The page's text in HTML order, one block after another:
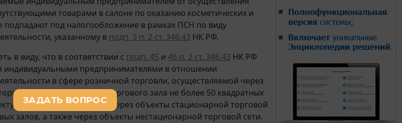
товарами в салоне по оказанию косметических и
подпадают под налогообложение в рамках ПСН по виду
указанному в подп. 3 п. 2 ст. 346.43 НК РФ.
в виду, что в соответствии с подп. 45 и 46 п. 2 ст. 346.43 НК РФ
предпринимателями в отношении
в сфере розничной торговли, осуществляемой через
сети с площадью торгового зала не более 50 квадратных
организации торговли, через объекты стационарной торговой
залов, а также через объекты нестационарной торговой сети.